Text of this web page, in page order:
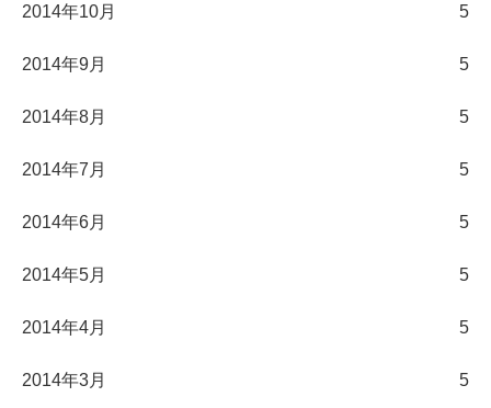
2014年10月 5
2014年9月 5
2014年8月 5
2014年7月 5
2014年6月 5
2014年5月 5
2014年4月 5
2014年3月 5